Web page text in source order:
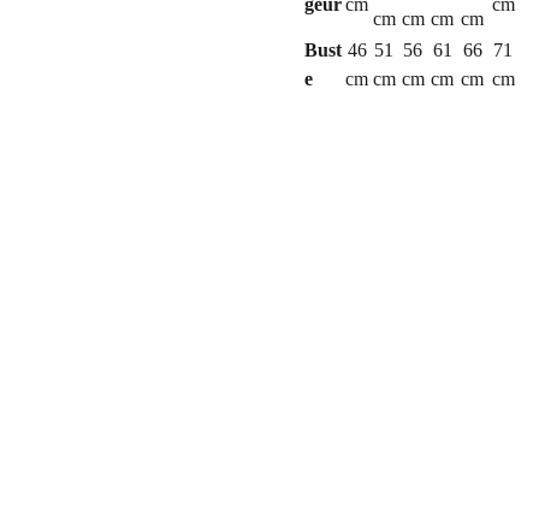
geurcm
cm cm cm cm
cm
Bust
e
46
cm
51
cm
56
cm
61
cm
66
cm
71
cm